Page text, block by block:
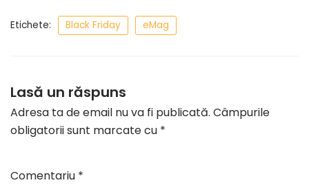
Etichete: Black Friday eMag
Lasă un răspuns
Adresa ta de email nu va fi publicată. Câmpurile
obligatorii sunt marcate cu *
Comentariu *